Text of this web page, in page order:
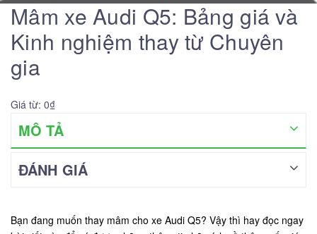
Mâm xe Audi Q5: Bảng giá và
Kinh nghiệm thay từ Chuyên
gia
Giá từ: 0₫
MÔ TẢ
ĐÁNH GIÁ
Bạn đang muốn thay mâm cho xe Audi Q5? Vậy thì hay đọc ngay